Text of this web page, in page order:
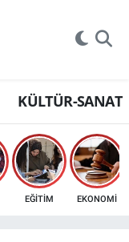
KÜLTÜR-SANAT
EĞİTİM EKONOMİ